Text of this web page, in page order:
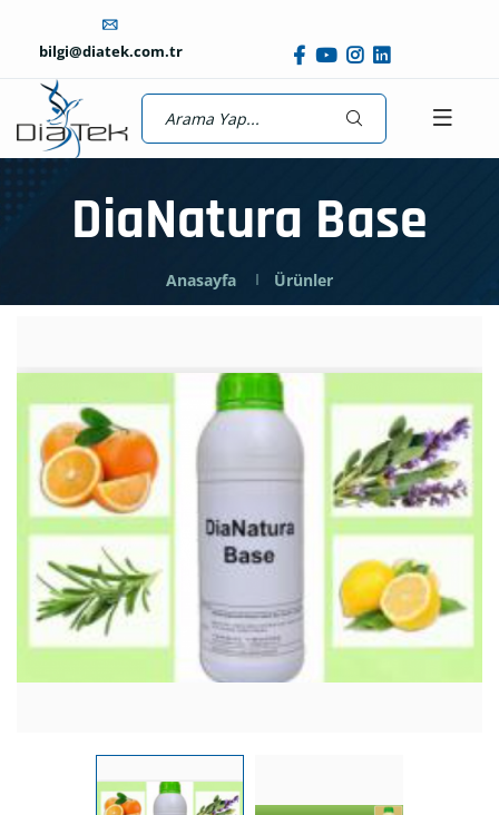
bilgi@diatek.com.tr
DiaNatura Base
Anasayfa Ürünler